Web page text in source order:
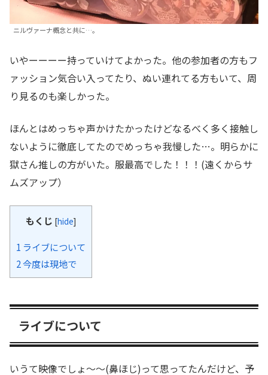
ニルヴァーナ概念と共に…。
いやーーーー持っていけてよかった。他の参加者の方もフ
ァッション気合い入ってたり、ぬい連れてる方もいて、周
り見るのも楽しかった。
ほんとはめっちゃ声かけたかったけどなるべく多く接触し
ないように徹底してたのでめっちゃ我慢した…。明らかに
獄さん推しの方がいた。服最高でした！！！(遠くからサ
ムズアップ）
もくじ [hide]
1 ライブについて
2今度は現地で
ライブについて
いうて映像でしょ〜〜(鼻ほじ)って思ってたんだけど、予